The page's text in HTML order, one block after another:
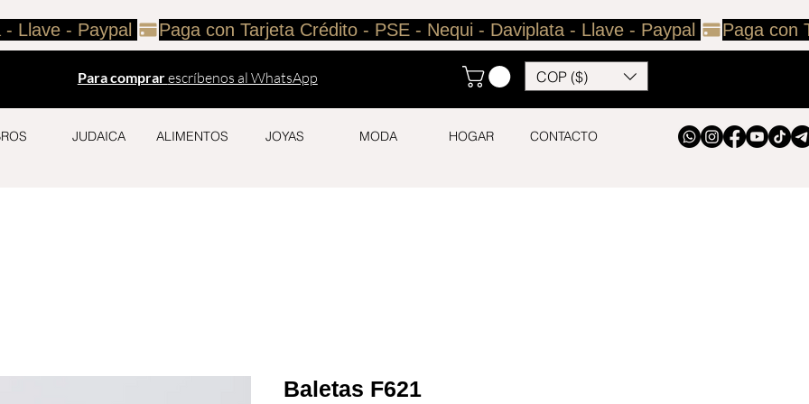
Para comprarescríbenos al WhatsApp COP ($)
Llave - Paypal
JUDAICA ALIMENTOS JOYAS MODA HOGAR CONTACTO
Baletas F621